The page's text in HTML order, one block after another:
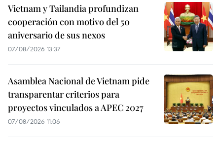
Vietnam y Tailandia profundizan
cooperación con motivo del 50
aniversario de sus nexos
07/08/2026 13:37
Asamblea Nacional de Vietnam pide
transparentar criterios para
proyectos vinculados a APEC 2027
07/08/2026 11:06